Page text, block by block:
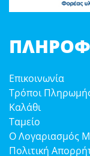
Επικοινωνία
Τρόποι
Καλάθι
Ταμείο
Ο Λογαριασμός
Πολιτική